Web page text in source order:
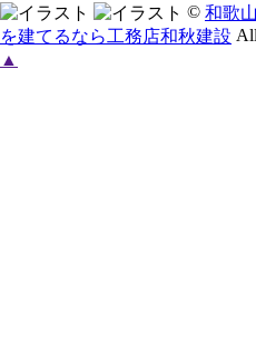
© 和歌
を建てるなら工務店和秋建設
▲